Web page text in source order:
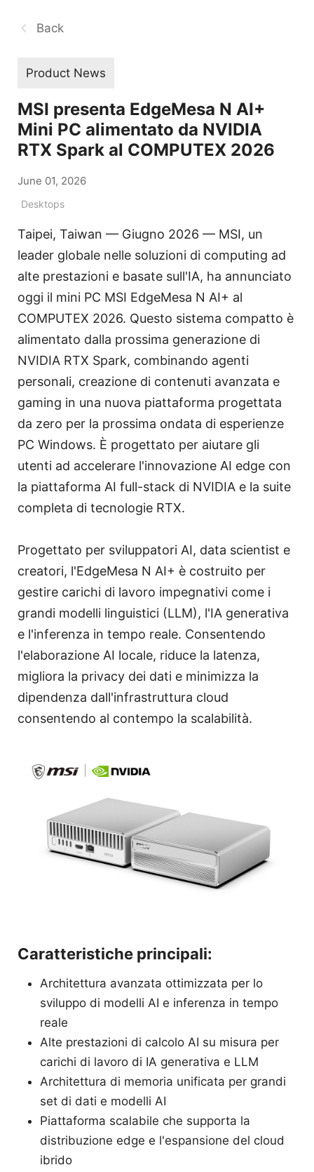
Back
Product News
MSI presenta EdgeMesa N AI+
Mini PC alimentato da NVIDIA
RTX Spark al COMPUTEX 2026
June 01, 2026
Desktops
Taipei, Taiwan — Giugno 2026 — MSI, un
leader globale nelle soluzioni di computing ad
alte prestazioni e basate sull'IA, ha annunciato
oggi il mini PC MSI EdgeMesa N AI+ al
COMPUTEX 2026. Questo sistema compatto è
alimentato dalla prossima generazione di
NVIDIA RTX Spark, combinando agenti
personali, creazione di contenuti avanzata e
gaming in una nuova piattaforma progettata
da zero per la prossima ondata di esperienze
PC Windows. È progettato per aiutare gli
utenti ad accelerare l'innovazione AI edge con
la piattaforma AI full-stack di NVIDIA e la suite
completa di tecnologie RTX.
Progettato per sviluppatori AI, data scientist e
creatori, l'EdgeMesa N AI+ è costruito per
gestire carichi di lavoro impegnativi come i
grandi modelli linguistici (LLM), l'IA generativa
e l'inferenza in tempo reale. Consentendo
l'elaborazione AI locale, riduce la latenza,
migliora la privacy dei dati e minimizza la
dipendenza dall'infrastruttura cloud
consentendo al contempo la scalabilità.
Caratteristiche principali:
Architettura avanzata ottimizzata per lo
sviluppo di modelli AI e inferenza in tempo
reale
Alte prestazioni di calcolo AI su misura per
carichi di lavoro di IA generativa e LLM
Architettura di memoria unificata per grandi
set di dati e modelli AI
Piattaforma scalabile che supporta la
distribuzione edge e l'espansione del cloud
ibrido